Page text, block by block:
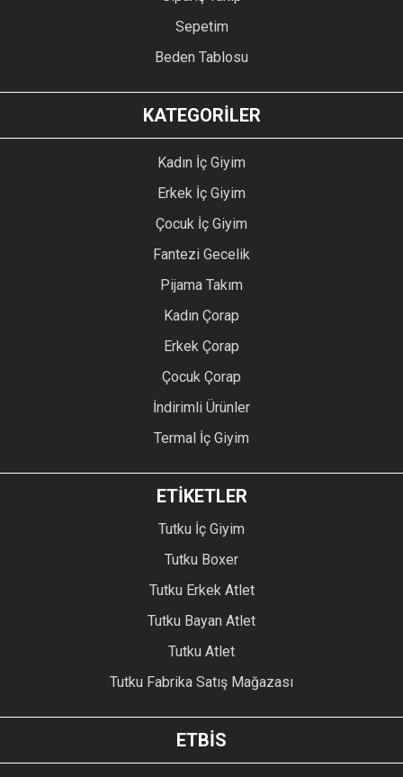
Sepetim
Beden Tablosu
KATEGORİLER
Kadın İç Giyim
Erkek İç Giyim
Çocuk İç Giyim
Fantezi Gecelik
Pijama Takım
Kadın Çorap
Erkek Çorap
Çocuk Çorap
İndirimli Ürünler
Termal İç Giyim
ETİKETLER
Tutku İç Giyim
Tutku Boxer
Tutku Erkek Atlet
Tutku Bayan Atlet
Tutku Atlet
Tutku Fabrika Satış Mağazası
ETBİS